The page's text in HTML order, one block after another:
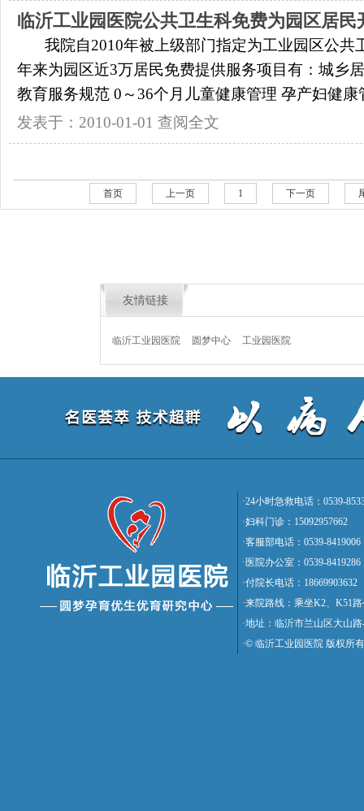
临沂工业园医院公共卫生科免费为园区居民
我院自2010年被上级部门指定为工业园区公共
年来为园区近3万居民免费提供服务项目有：城乡
教育服务规范 0～36个月儿童健康管理 孕产妇健康
发表于：2010-01-01 查阅全文
首页 上一页 1 下一页
友情链接
临沂工业园医院 圆梦中心 工业园医院
·24小时急救电话：0539-
·妇科门诊：15092957662
·客服部电话：0539-8419006
·医院办公室：0539-8419286
·付院长电话：18669903632
·来院路线：乘坐K2、K51
·地址：临沂市兰山区大山
·© 临沂工业园医院 版权所